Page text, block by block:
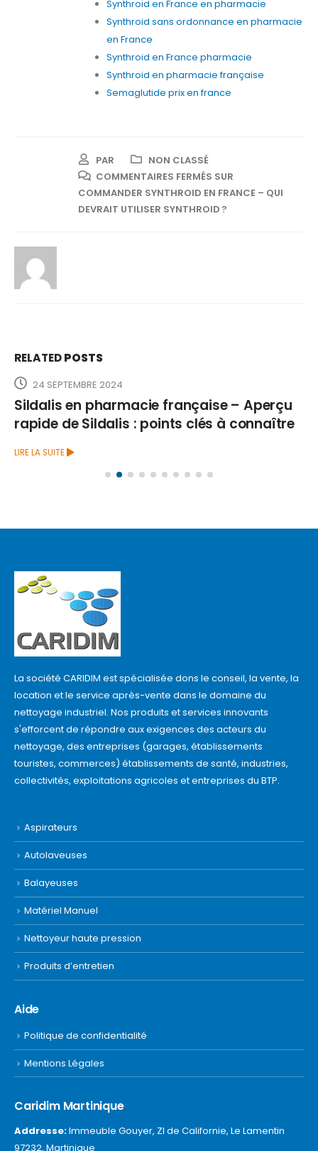
Synthroid en France en pharmacie
Synthroid sans ordonnance en pharmacie
en France
Synthroid en France pharmacie
Synthroid en pharmacie française
Semaglutide prix en france
PAR
NON CLASSÉ
COMMENTAIRES FERMÉS SUR
COMMANDER SYNTHROID EN FRANCE – QUI
DEVRAIT UTILISER SYNTHROID ?
RELATEDPOSTS
24 SEPTEMBRE 2024
Sildalis en pharmacie française – Aperçu
rapide de Sildalis : points clés à connaître
LIRE LA SUITE
La société CARIDIM est spécialisée dons le conseil, la vente, la
location et le service après-vente dans le domaine du
nettoyage industriel. Nos produits et services innovants
s'efforcent de répondre aux exigences des acteurs du
nettoyage, des entreprises (garages, établissements
touristes, commerces) établissements de santé, industries,
collectivités, exploitations agricoles et entreprises du BTP.
Aspirateurs
Autolaveuses
Balayeuses
Matériel Manuel
Nettoyeur haute pression
Produits d’entretien
Aide
Politique de confidentialité
Mentions Légales
Caridim Martinique
Addresse:Immeuble Gouyer, ZI de Californie, Le Lamentin
97232, Martinique